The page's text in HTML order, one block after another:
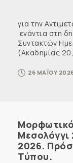
Τρίτη,
για την
ενάντια στη
Συντακτών
(Ακαδημίας 20,
26 ΜΑΪΟΥ
Μεσολόγγι
2026.
Τύπου.